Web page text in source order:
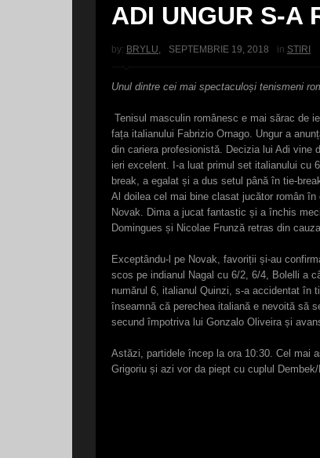
ADI UNGUR S-A
by: BRYLU, SEPTEMBRIE 19, 2018 in STIRI
Unul dintre cei mai spectaculoși tenismeni
Tenisul masculin românesc e mai sărac de
fața italianului Fabrizio Ornago. Ungur a
din cariera profesionistă. Decizia lui Adi vine
ieri excelent. I-a luat primul set italianului cu
break, a egalat și a dus setul până în tie-
Al doilea cel mai bine clasat jucător român
Novak. Dima a jucat fantastic și a închis
Domingues și Nicolae Frunză retras din
Exceptându-l pe Novak, favoriții și-au
scos pe indianul Nagal cu 6/2, 6/4, Bolelli a
numărul 6, italianul Quinzi, s-a accidentat în
înseamnă că perechea italiană e nevoită să
secund împotriva lui Gonzalo Oliveira și
Astăzi, partidele încep la ora 10:30. Cel mai
Grigoriu și azi vor da piept cu cuplul